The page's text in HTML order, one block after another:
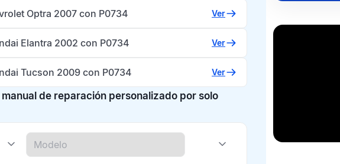
Optra 2007 con P0734 Ver
Elantra 2002 con P0734 Ver
Tucson 2009 con P0734 Ver
de reparación personalizado por solo